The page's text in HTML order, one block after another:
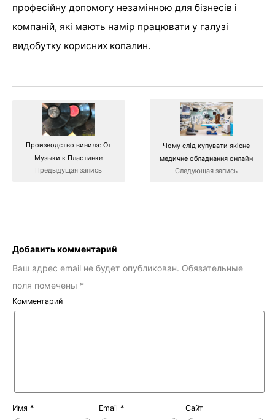
професійну допомогу незамінною для бізнесів і
компаній, які мають намір працювати у галузі
видобутку корисних копалин.
Производство винила: От
Музыки к Пластинке
Предыдущая запись
Чому слід купувати якісне
медичне обладнання онлайн
Следующая запись
Добавить комментарий
Ваш адрес email не будет опубликован. Обязательные
поля помечены *
Комментарий
Имя * Email * Сайт